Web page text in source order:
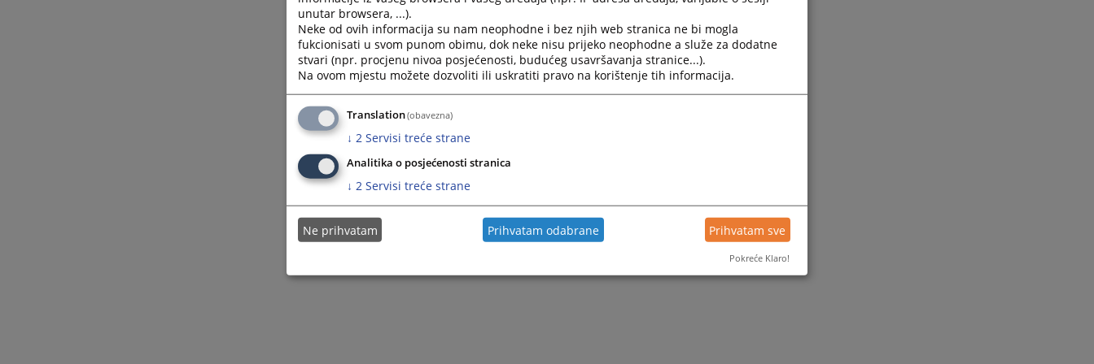
unutar browsera, ...).
Neke od ovih informacija su nam neophodne i bez njih web stranica ne bi mogla
fukcionisati u svom punom obimu, dok neke nisu prijeko neophodne a služe za dodatne
stvari (npr. procjenu nivoa posjećenosti, budućeg usavršavanja stranice...).
Na ovom mjestu možete dozvoliti ili uskratiti pravo na korištenje tih informacija.
Translation(obavezna)
↓ 2 Servisi treće strane
Analitika o posjećenosti stranica
↓ 2 Servisi treće strane
Ne prihvatam Prihvatam odabrane Prihvatam sve
Pokreće Klaro!